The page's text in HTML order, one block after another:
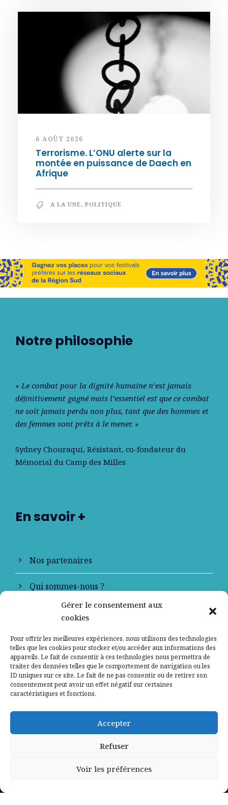
Gérer le consentement aux
cookies
Pour offrir les meilleures expériences, nous utilisons des technologies
telles que les cookies pour stocker et/ou accéder aux informations des
appareils. Le fait de consentir à ces technologies nous permettra de
traiter des données telles que le comportement de navigation ou les
ID uniques sur ce site. Le fait de ne pas consentir ou de retirer son
consentement peut avoir un effet négatif sur certaines
caractéristiques et fonctions.
Accepter
Refuser
Voir les préférences
6 AOÛT 2026
Terrorisme. L’ONU alerte sur la
montée en puissance de Daech en
Afrique
A LA UNE, POLITIQUE
Notre philosophie
« Le combat pour la dignité humaine n’est jamais
déﬁnitivement gagné mais l’essentiel est que ce combat
ne soit jamais perdu non plus, tant que des hommes et
des femmes sont prêts à le mener. »
Sydney Chouraqui, Résistant, co-fondateur du
Mémorial du Camp des Milles
En savoir +
Nos partenaires
Qui sommes-nous ?
Contactez-nous
Mentions légales
Politique de confidentialité